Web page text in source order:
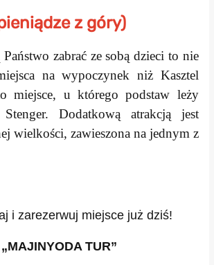
z góry)
Państwo zabrać ze sobą dzieci to nie
na wypoczynek niż Kasztel
miejsce, u którego podstaw leży
Dodatkową atrakcją jest
wielkości, zawieszona na jednym z
i zarezerwuj miejsce już dziś!
„MAJINYODA TUR”